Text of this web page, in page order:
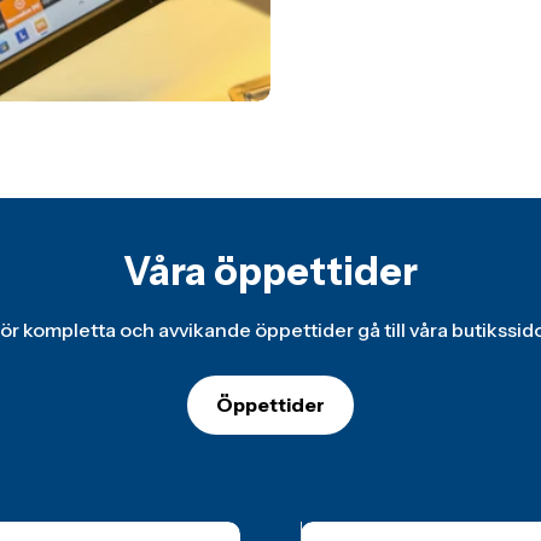
Våra öppettider
kompletta och avvikande öppettider gå till våra
Öppettider